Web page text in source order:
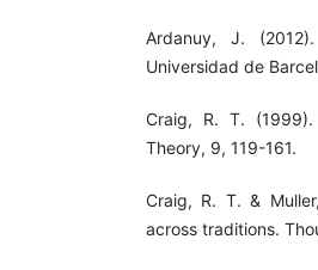
Ardanuy, J.
Universidad de
Craig, R. T. (1999).
Theory, 9, 119-161.
Craig, R. T. &
across traditions.